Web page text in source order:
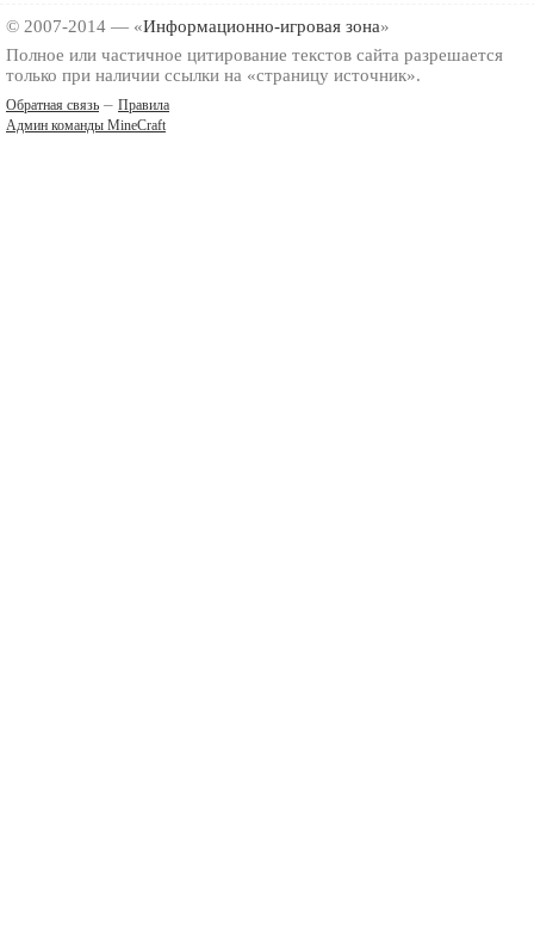
© 2007-2014 — «Информационно-игровая зона»
Полное или частичное цитирование текстов сайта разрешается
только при наличии ссылки на «страницу источник».
Обратная связь – Правила
Админ команды MineCraft